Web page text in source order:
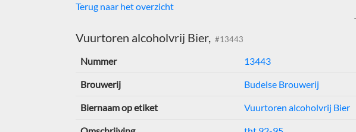
Terug naar het overzicht
Vuurtoren alcoholvrij Bier, #13443
Nummer 13443
Brouwerij Budelse Brouwerij
Biernaam op etiket Vuurtoren alcoholvrij Bier